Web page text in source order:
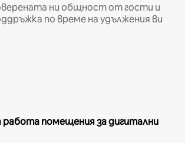
ни общност от гости и
по време на удължения ви
помещения за дигитални